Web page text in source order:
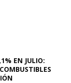
EN JULIO: